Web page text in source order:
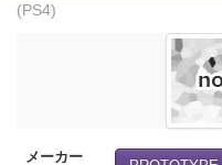
(PS4)
メーカー